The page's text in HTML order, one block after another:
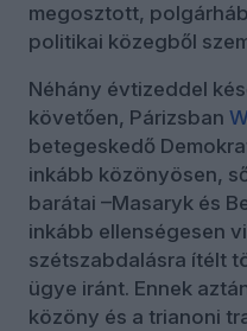
megosztott,
politikai közegből
Néhány évtizeddel
követően, Párizsban
betegeskedő
inkább közönyösen,
barátai –Masaryk és
inkább ellenségesen
szétszabdalásra ítélt
ügye iránt. Ennek
közöny és a trianoni